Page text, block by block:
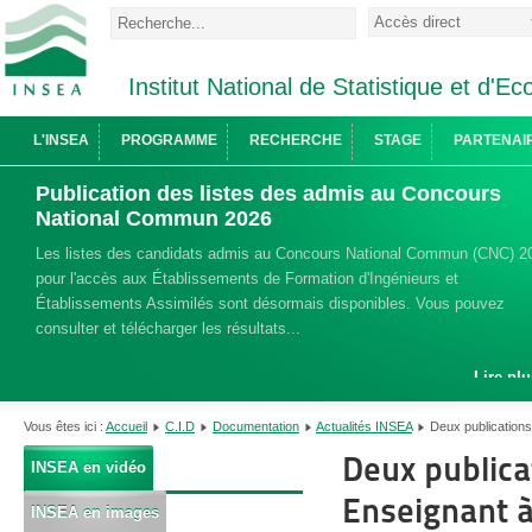
Institut National de Statistique et
L'INSEA PROGRAMME RECHERCHE STAGE
Publication des listes des admis au Concours
National Commun 2026
Les listes des candidats admis au Concours National Commun (CNC)
pour l'accès aux Établissements de Formation d'Ingénieurs et
Établissements Assimilés sont désormais disponibles. Vous pouvez
consulter et télécharger les résultats...
Lire
Vous êtes ici : Accueil C.I.D Documentation Actualités INSEA Deux
INSEA en vidéo
INSEA en images
Deux
Enseignant